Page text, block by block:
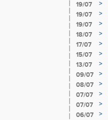
19/07 >
19/07 >
19/07
>
18/07
>
17/07
>
15/07
>
13/07
>
09/07
>
08/07
>
07/07
>
07/07
>
06/07
>